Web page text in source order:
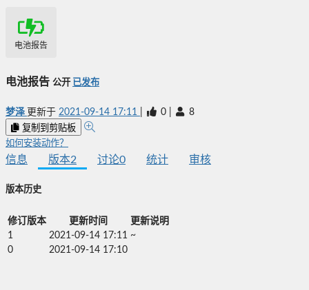
电池报告
电池报告 公开 已发布
梦泽 更新于 2021-09-14 17:11 0 8
复制到剪贴板
如何安装动作？
信息 版本2 讨论0 统计 审核
版本历史
修订版本 更新时间
更新说明
1
2021-09-14 17:11 ~
0
2021-09-14 17:10